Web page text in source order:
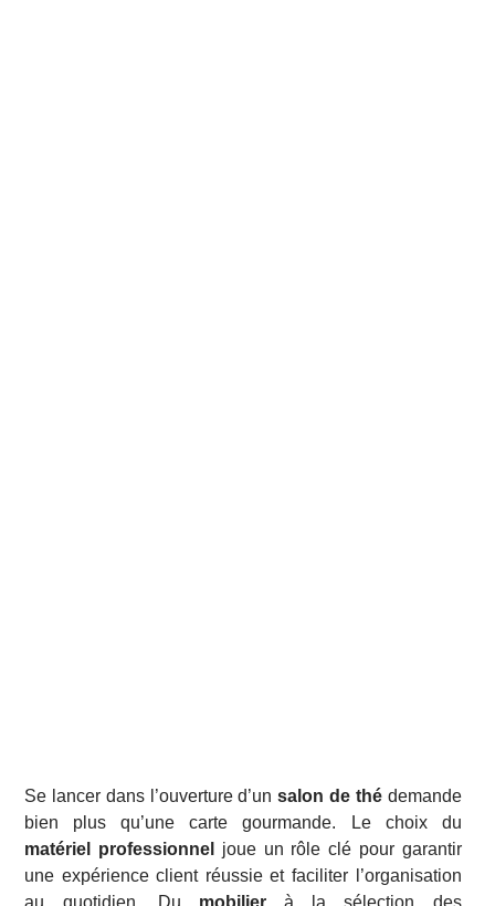
Se lancer dans l’ouverture d’unsalon de thédemande
bien plus qu’une carte gourmande. Le choix du
matériel professionnel
joue un rôle clé pour garantir
une expérience client réussie et faciliter l’organisation